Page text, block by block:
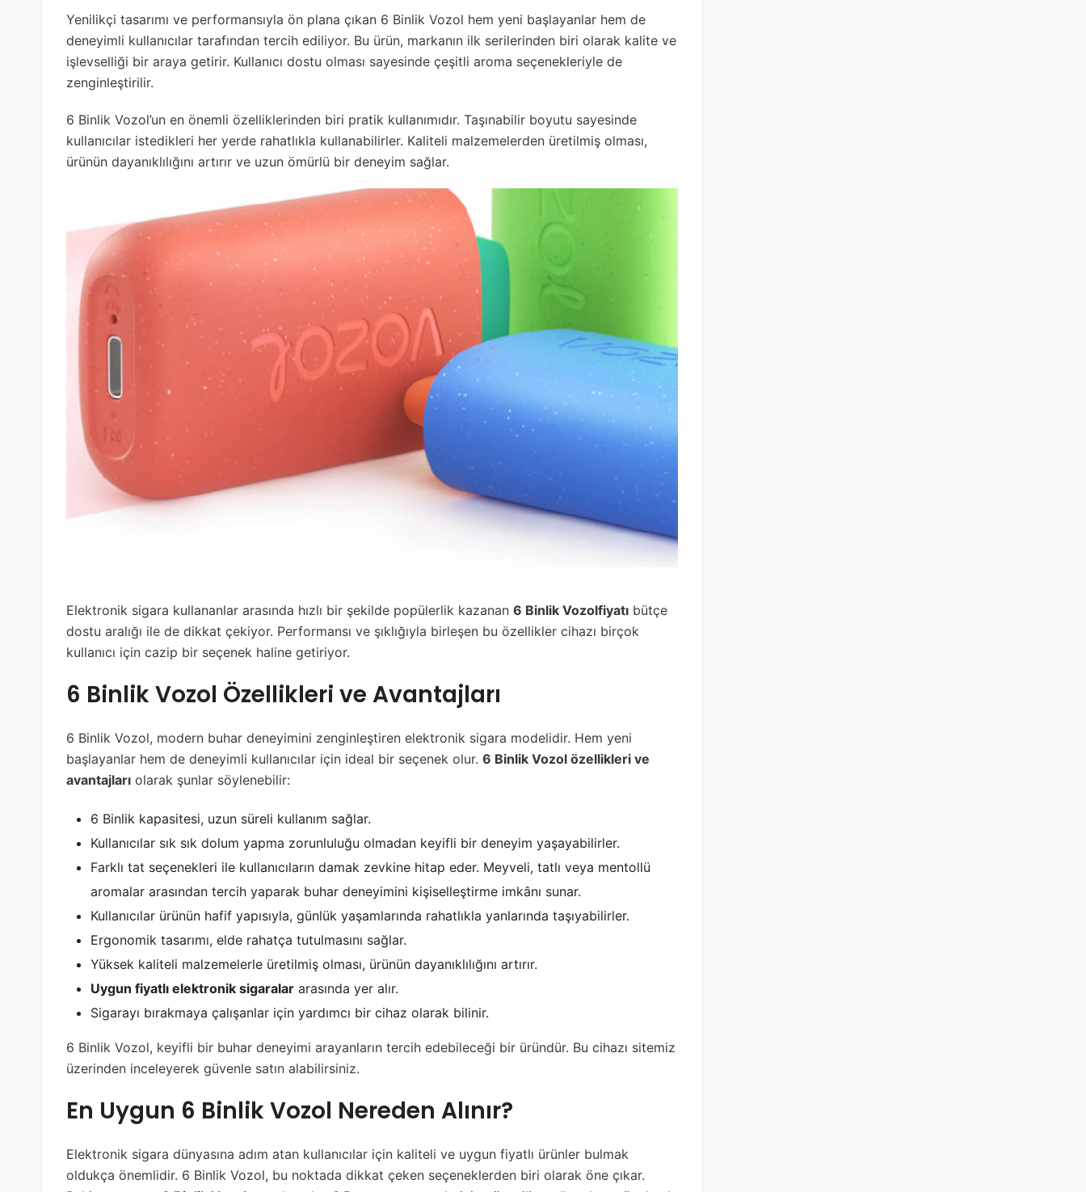
Yenilikçi tasarımı ve performansıyla ön plana çıkan 6 Binlik Vozol hem yeni başlayanlar hem de
deneyimli kullanıcılar tarafından tercih ediliyor. Bu ürün, markanın ilk serilerinden biri olarak kalite ve
işlevselliği bir araya getirir. Kullanıcı dostu olması sayesinde çeşitli aroma seçenekleriyle de
zenginleştirilir.
6 Binlik Vozol’un en önemli özelliklerinden biri pratik kullanımıdır. Taşınabilir boyutu sayesinde
kullanıcılar istedikleri her yerde rahatlıkla kullanabilirler. Kaliteli malzemelerden üretilmiş olması,
ürünün dayanıklılığını artırır ve uzun ömürlü bir deneyim sağlar.
Elektronik sigara kullananlar arasında hızlı bir şekilde popülerlik kazanan 6 Binlik Vozolfiyatı bütçe
dostu aralığı ile de dikkat çekiyor. Performansı ve şıklığıyla birleşen bu özellikler cihazı birçok
kullanıcı için cazip bir seçenek haline getiriyor.
6 Binlik Vozol Özellikleri ve Avantajları
6 Binlik Vozol, modern buhar deneyimini zenginleştiren elektronik sigara modelidir. Hem yeni
başlayanlar hem de deneyimli kullanıcılar için ideal bir seçenek olur. 6 Binlik Vozol özellikleri ve
avantajları olarak şunlar söylenebilir:
6 Binlik kapasitesi, uzun süreli kullanım sağlar.
Kullanıcılar sık sık dolum yapma zorunluluğu olmadan keyifli bir deneyim yaşayabilirler.
Farklı tat seçenekleri ile kullanıcıların damak zevkine hitap eder. Meyveli, tatlı veya mentollü
aromalar arasından tercih yaparak buhar deneyimini kişiselleştirme imkânı sunar.
Kullanıcılar ürünün hafif yapısıyla, günlük yaşamlarında rahatlıkla yanlarında taşıyabilirler.
Ergonomik tasarımı, elde rahatça tutulmasını sağlar.
Yüksek kaliteli malzemelerle üretilmiş olması, ürünün dayanıklılığını artırır.
Uygun fiyatlı elektronik sigaralar arasında yer alır.
Sigarayı bırakmaya çalışanlar için yardımcı bir cihaz olarak bilinir.
6 Binlik Vozol, keyifli bir buhar deneyimi arayanların tercih edebileceği bir üründür. Bu cihazı sitemiz
üzerinden inceleyerek güvenle satın alabilirsiniz.
En Uygun 6 Binlik Vozol Nereden Alınır?
Elektronik sigara dünyasına adım atan kullanıcılar için kaliteli ve uygun fiyatlı ürünler bulmak
oldukça önemlidir. 6 Binlik Vozol, bu noktada dikkat çeken seçeneklerden biri olarak öne çıkar.